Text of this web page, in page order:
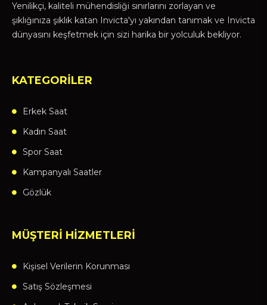
Yenilikçi, kaliteli mühendisliği sınırlarını zorlayan ve
şıklığınıza şıklık katan Invicta'yı yakından tanımak ve Invicta
dünyasını keşfetmek için sizi harika bir yolculuk bekliyor.
KATEGORİLER
Erkek Saat
Kadın Saat
Spor Saat
Kampanyalı Saatler
Gözlük
MÜŞTERİ HİZMETLERİ
Kişisel Verilerin Korunması
Satış Sözleşmesi